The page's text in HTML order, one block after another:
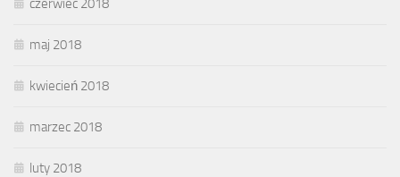
czerwiec 2018
maj 2018
kwiecień 2018
marzec 2018
luty 2018